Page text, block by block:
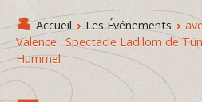
Accueil › Les Événements ›
Valence : Spectacle Ladilom de
Hummel